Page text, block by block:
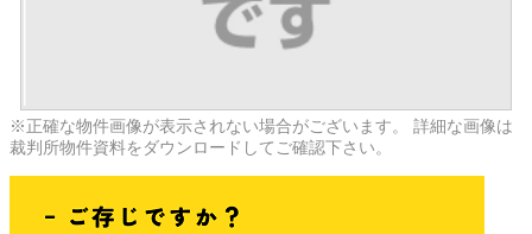
※正確な物件画像が表示されない場合がございます。 詳細な画像は
裁判所物件資料をダウンロードしてご確認下さい。